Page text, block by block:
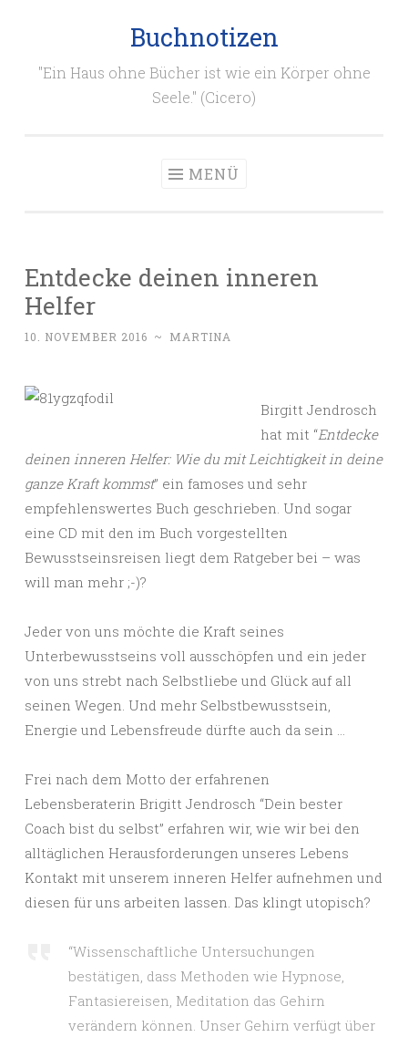
Buchnotizen
"Ein Haus ohne Bücher ist wie ein Körper ohne
Seele." (Cicero)
MENÜ
Entdecke deinen inneren
Helfer
10. NOVEMBER 2016 ~ MARTINA
Birgitt Jendrosch
hat mit “Entdecke
deinen inneren Helfer: Wie du mit Leichtigkeit in deine
ganze Kraft kommst” ein famoses und sehr
empfehlenswertes Buch geschrieben. Und sogar
eine CD mit den im Buch vorgestellten
Bewusstseinsreisen liegt dem Ratgeber bei – was
will man mehr ;-)?
Jeder von uns möchte die Kraft seines
Unterbewusstseins voll ausschöpfen und ein jeder
von uns strebt nach Selbstliebe und Glück auf all
seinen Wegen. Und mehr Selbstbewusstsein,
Energie und Lebensfreude dürfte auch da sein …
Frei nach dem Motto der erfahrenen
Lebensberaterin Brigitt Jendrosch “Dein bester
Coach bist du selbst” erfahren wir, wie wir bei den
alltäglichen Herausforderungen unseres Lebens
Kontakt mit unserem inneren Helfer aufnehmen und
diesen für uns arbeiten lassen. Das klingt utopisch?
“Wissenschaftliche Untersuchungen
bestätigen, dass Methoden wie Hypnose,
Fantasiereisen, Meditation das Gehirn
verändern können. Unser Gehirn verfügt über